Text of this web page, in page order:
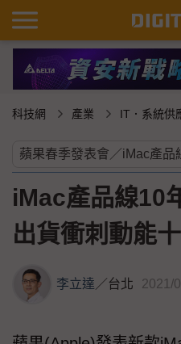
科技網 產業 IT．系統供
iMac產品線
出貨衝刺動能
李立達／台北 2021/